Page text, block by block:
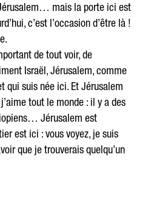
mais la porte ici est
c’est l’occasion d’être là !
de tout voir, de
Israël, Jérusalem, comme
qui suis née ici. Et Jérusalem
tout le monde : il y a des
Jérusalem est
est ici : vous voyez, je suis
que je trouverais quelqu’un